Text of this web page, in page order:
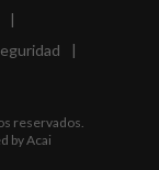
|
|
reservados.
byAcai